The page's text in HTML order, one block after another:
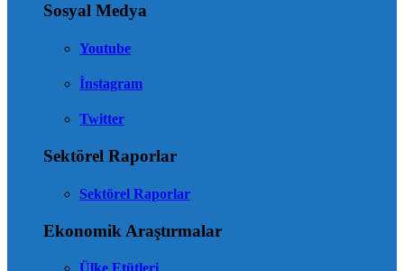
Sosyal Medya
Youtube
İnstagram
Twitter
Sektörel Raporlar
Sektörel Raporlar
Ekonomik Araştırmalar